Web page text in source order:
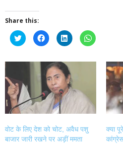
Share this:
Click
to
share
Twitter
window)
Click
to
share
Facebook
(Opens
in
new
window)
Click
to
share
LinkedIn
in
new
window)
Click
to
WhatsApp
(Opens
window)
वोट के लिए देश को चोट, अवैध पशु
बाजार जारी रखने पर अड़ीं ममता
क्या